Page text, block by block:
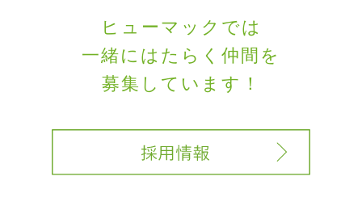
ヒューマックでは
一緒にはたらく 仲間を
募集しています！